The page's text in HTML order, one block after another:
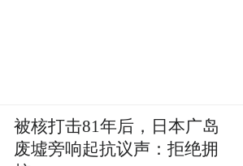
被核打击81年后，日本广岛
废墟旁响起抗议声：拒绝拥